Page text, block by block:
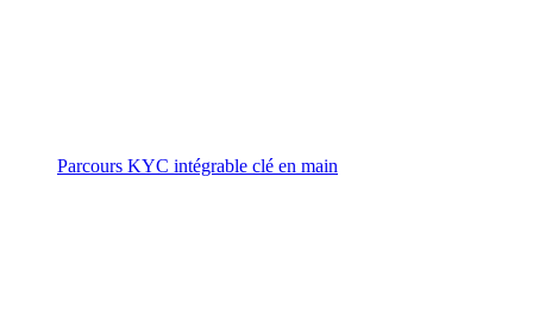
Parcours KYC intégrable clé en main